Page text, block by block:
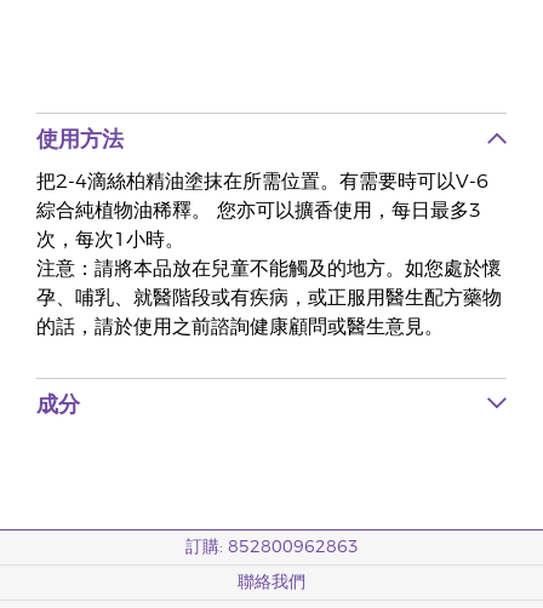
使用方法
把2-4滴絲柏精油塗抹在所需位置。有需要時可以V-6
綜合純植物油稀釋。 您亦可以擴香使用，每日最多3
次，每次1小時。
注意：請將本品放在兒童不能觸及的地方。如您處於懷
孕、哺乳、就醫階段或有疾病，或正服用醫生配方藥物
的話，請於使用之前諮詢健康顧問或醫生意見。
成分
訂購: 852800962863
聯絡我們